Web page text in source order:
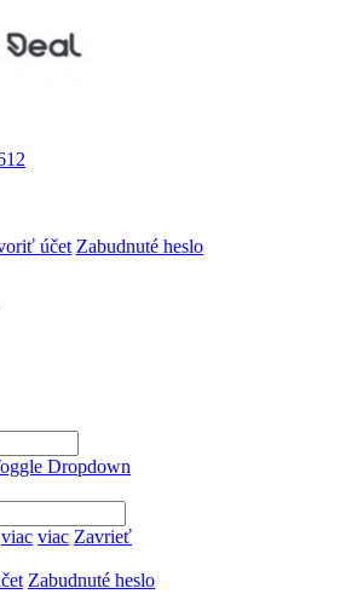
účet Zabudnuté heslo
Dropdown
viac viac Zavrieť
Zabudnuté heslo